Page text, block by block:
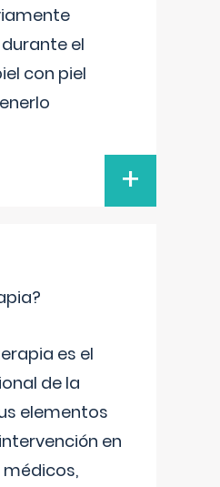
el
con piel
+
es el
de la
elementos
en